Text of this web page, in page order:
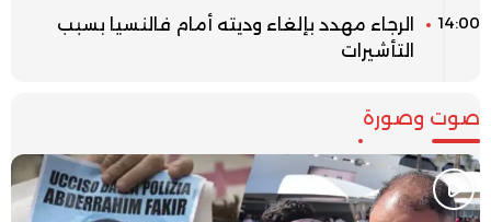
14:00
الرجاء مهدد بإلغاء وديته أمام فالنسيا بسبب
التأشيرات
صوت وصورة